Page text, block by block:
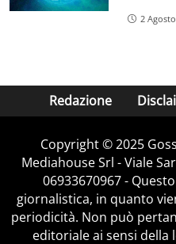
2
Redazione
Copyright © 2025
Mediahouse Srl - Viale
06933670967 -
giornalistica, in quanto
periodicità. Non può
editoriale ai sensi della